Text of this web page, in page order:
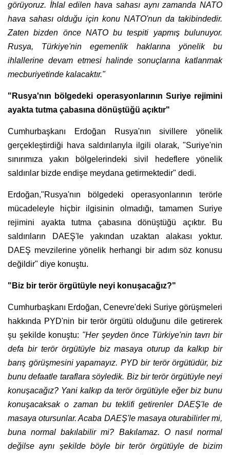
görüyoruz. İhlal edilen hava sahası aynı zamanda NATO
hava sahası olduğu için konu NATO'nun da takibindedir.
Zaten bizden önce NATO bu tespiti yapmış bulunuyor.
Rusya, Türkiye'nin egemenlik haklarına yönelik bu
ihlallerine devam etmesi halinde sonuçlarına katlanmak
mecburiyetinde kalacaktır."
"Rusya'nın bölgedeki operasyonlarının Suriye rejimini
ayakta tutma çabasına dönüştüğü açıktır"
Cumhurbaşkanı Erdoğan Rusya'nın sivillere yönelik
gerçekleştirdiği hava saldırılarıyla ilgili olarak, "Suriye'nin
sınırımıza yakın bölgelerindeki sivil hedeflere yönelik
saldırılar bizde endişe meydana getirmektedir" dedi.
Erdoğan,"Rusya'nın bölgedeki operasyonlarının terörle
mücadeleyle hiçbir ilgisinin olmadığı, tamamen Suriye
rejimini ayakta tutma çabasına dönüştüğü açıktır. Bu
saldırıların DAEŞ'le yakından uzaktan alakası yoktur.
DAEŞ mevzilerine yönelik herhangi bir adım söz konusu
değildir" diye konuştu.
"Biz bir terör örgütüyle neyi konuşacağız?"
Cumhurbaşkanı Erdoğan, Cenevre'deki Suriye görüşmeleri
hakkında PYD'nin bir terör örgütü olduğunu dile getirerek
şu şekilde konuştu: "Her şeyden önce Türkiye'nin tavrı bir
defa bir terör örgütüyle biz masaya oturup da kalkıp bir
barış görüşmesini yapamayız. PYD bir terör örgütüdür, biz
bunu defaatle taraflara söyledik. Biz bir terör örgütüyle neyi
konuşacağız? Yani kalkıp da terör örgütüyle eğer biz bunu
konuşacaksak o zaman bu teklifi getirenler DAEŞ'le de
masaya otursunlar. Acaba DAEŞ'le masaya oturabilirler mi,
buna normal bakılabilir mi? Bakılamaz. O nasıl normal
değilse aynı şekilde böyle bir terör örgütüyle de bizim